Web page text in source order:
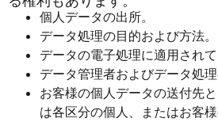
個人データの出所。
データ処理の目的および方法。
データの電子処理に適用されて
データ管理者およびデータ処理
お客様の個人データの送付先
は各区分の個人、またはお客